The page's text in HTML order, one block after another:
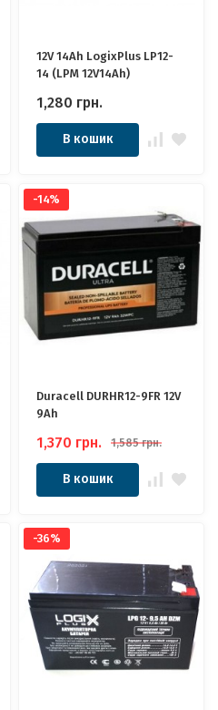
12V 14Ah LogixPlus LP12-
14 (LPM 12V14Ah)
1,280 грн.
В кошик
-14%
Duracell DURHR12-9FR 12V
9Ah
1,370 грн. 1,585 грн.
В кошик
-36%